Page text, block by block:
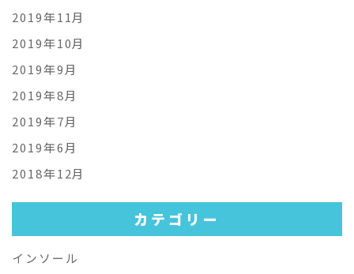
2019年11月
2019年10月
2019年9月
2019年8月
2019年7月
2019年6月
2018年12月
カテゴリー
インソール